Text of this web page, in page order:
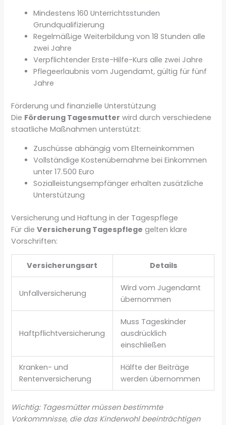
Mindestens 160 Unterrichtsstunden
Grundqualifizierung
Regelmäßige Weiterbildung von 18 Stunden alle
zwei Jahre
Verpflichtender Erste-Hilfe-Kurs alle zwei Jahre
Pflegeerlaubnis vom Jugendamt, gültig für fünf
Jahre
Förderung und finanzielle Unterstützung
Die Förderung Tagesmutter wird durch verschiedene
staatliche Maßnahmen unterstützt:
Zuschüsse abhängig vom Elterneinkommen
Vollständige Kostenübernahme bei Einkommen
unter 17.500 Euro
Sozialleistungsempfänger erhalten zusätzliche
Unterstützung
Versicherung und Haftung in der Tagespflege
Für dieVersicherung Tagespflege gelten klare
Vorschriften:
Versicherungsart Details
Unfallversicherung
Wird vom Jugendamt
übernommen
Haftpflichtversicherung
Muss Tageskinder
ausdrücklich
einschließen
Kranken- und
Rentenversicherung
Hälfte der Beiträge
werden übernommen
Wichtig: Tagesmütter müssen bestimmte
Vorkommnisse, die das Kinderwohl beeinträchtigen